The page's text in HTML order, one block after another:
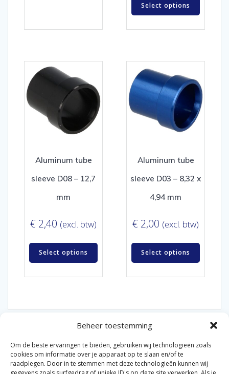
Beheer toestemming
Om de beste ervaringen te bieden, gebruiken wij technologieën zoals
cookies om informatie over je apparaat op te slaan en/of te
raadplegen. Door in te stemmen met deze technologieën kunnen wij
Select options
Aluminum tube
sleeve D08 – 12,7
mm
€ 2,40 (excl. btw)
Select options
Aluminum tube
sleeve D03 – 8,32 x
4,94 mm
€ 2,00 (excl. btw)
Select options